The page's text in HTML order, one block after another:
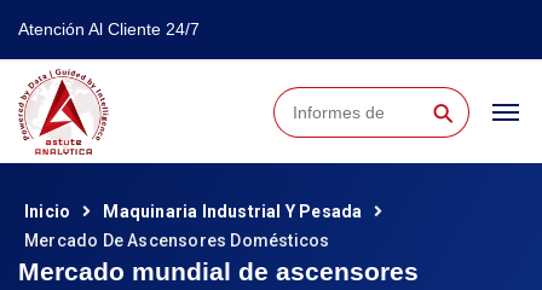
Atención Al Cliente 24/7
⚲
Inicio
Maquinaria Industrial Y Pesada
Mercado De Ascensores Domésticos
Mercado mundial de ascensores